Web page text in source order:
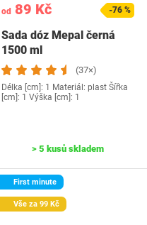
od 89 Kč -76 %
Sada dóz Mepal černá
1500 ml
(37×)
Délka [cm]: 1 Materiál: plast Šířka
[cm]: 1 Výška [cm]: 1
> 5 kusů skladem
First minute
Vše za 99 Kč